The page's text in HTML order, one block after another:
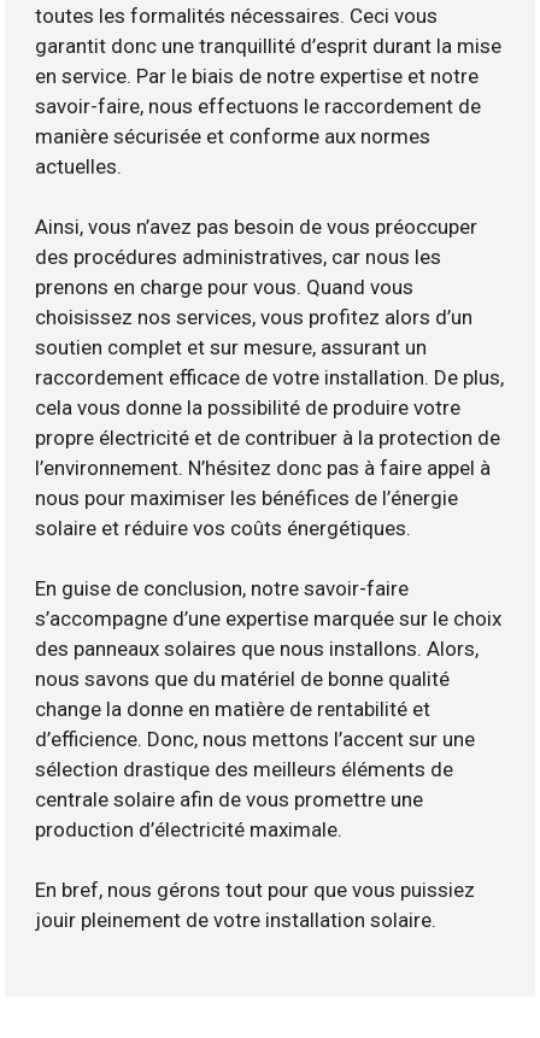
toutes les formalités nécessaires. Ceci vous
garantit donc une tranquillité d’esprit durant la mise
en service. Par le biais de notre expertise et notre
savoir-faire, nous effectuons le raccordement de
manière sécurisée et conforme aux normes
actuelles.
Ainsi, vous n’avez pas besoin de vous préoccuper
des procédures administratives, car nous les
prenons en charge pour vous. Quand vous
choisissez nos services, vous profitez alors d’un
soutien complet et sur mesure, assurant un
raccordement efficace de votre installation. De plus,
cela vous donne la possibilité de produire votre
propre électricité et de contribuer à la protection de
l’environnement. N’hésitez donc pas à faire appel à
nous pour maximiser les bénéfices de l’énergie
solaire et réduire vos coûts énergétiques.
En guise de conclusion, notre savoir-faire
s’accompagne d’une expertise marquée sur le choix
des panneaux solaires que nous installons. Alors,
nous savons que du matériel de bonne qualité
change la donne en matière de rentabilité et
d’efficience. Donc, nous mettons l’accent sur une
sélection drastique des meilleurs éléments de
centrale solaire afin de vous promettre une
production d’électricité maximale.
En bref, nous gérons tout pour que vous puissiez
jouir pleinement de votre installation solaire.